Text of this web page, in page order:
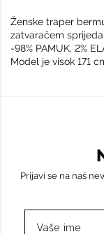
Ženske traper
zatvaračem sprijeda.
-98% PAMUK, 2%
Model je visok 171
Prijavi se na naš